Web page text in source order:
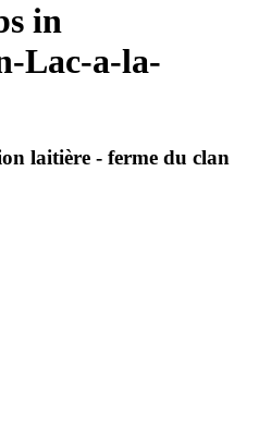
in
Lac-a-la-
laitière - ferme du clan